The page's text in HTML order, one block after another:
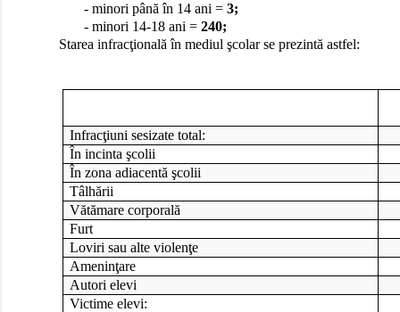
- minori până în 14 ani=3;
- minori 14-18 ani =240;
Starea infracţională în mediul şcolar se prezintă astfel:
Infracţiuni sesizate total:
În incinta şcolii
În zona adiacentă şcolii
Tâlhării
Vătămare corporală
Furt
Loviri sau alte violenţe
Ameninţare
Autori elevi
Victime elevi: